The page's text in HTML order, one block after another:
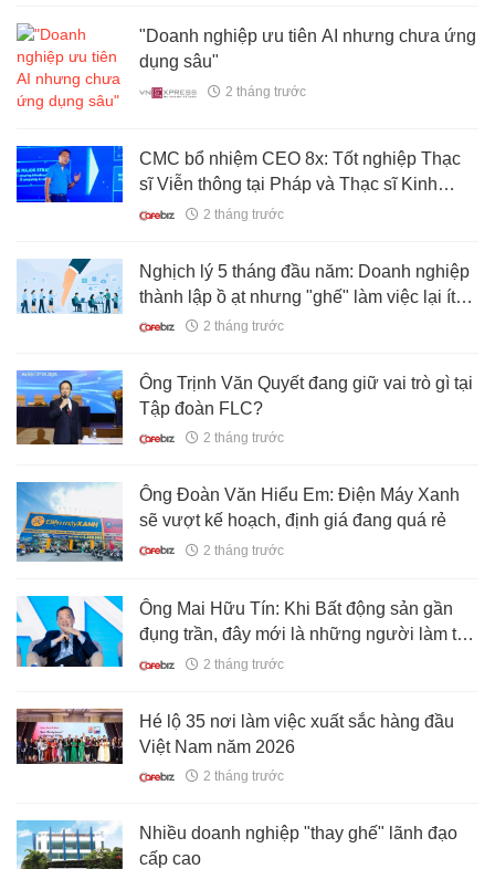
"Doanh nghiệp ưu tiên AI nhưng chưa ứng
dụng sâu"
2 tháng trước
CMC bổ nhiệm CEO 8x: Tốt nghiệp Thạc
sĩ Viễn thông tại Pháp và Thạc sĩ Kinh
doanh tại Thái Lan
2 tháng trước
Nghịch lý 5 tháng đầu năm: Doanh nghiệp
thành lập ồ ạt nhưng "ghế" làm việc lại ít
dần, chuyện gì đang diễn ra?
2 tháng trước
Ông Trịnh Văn Quyết đang giữ vai trò gì tại
Tập đoàn FLC?
2 tháng trước
Ông Đoàn Văn Hiểu Em: Điện Máy Xanh
sẽ vượt kế hoạch, định giá đang quá rẻ
2 tháng trước
Ông Mai Hữu Tín: Khi Bất động sản gần
đụng trần, đây mới là những người làm tốt
nhất vai trò trong nền kinh tế Việt Nam
2 tháng trước
Hé lộ 35 nơi làm việc xuất sắc hàng đầu
Việt Nam năm 2026
2 tháng trước
Nhiều doanh nghiệp "thay ghế" lãnh đạo
cấp cao